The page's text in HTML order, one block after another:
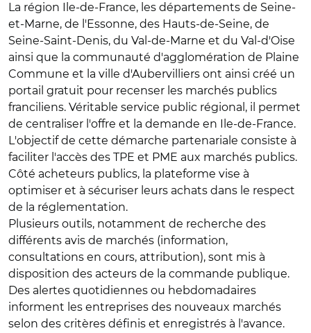
La région Ile-de-France, les départements de Seine-
et-Marne, de l'Essonne, des Hauts-de-Seine, de
Seine-Saint-Denis, du Val-de-Marne et du Val-d'Oise
ainsi que la communauté d'agglomération de Plaine
Commune et la ville d'Aubervilliers ont ainsi créé un
portail gratuit pour recenser les marchés publics
franciliens. Véritable service public régional, il permet
de centraliser l'offre et la demande en Ile-de-France.
L'objectif de cette démarche partenariale consiste à
faciliter l'accès des TPE et PME aux marchés publics.
Côté acheteurs publics, la plateforme vise à
optimiser et à sécuriser leurs achats dans le respect
de la réglementation.
Plusieurs outils, notamment de recherche des
différents avis de marchés (information,
consultations en cours, attribution), sont mis à
disposition des acteurs de la commande publique.
Des alertes quotidiennes ou hebdomadaires
informent les entreprises des nouveaux marchés
selon des critères définis et enregistrés à l'avance.